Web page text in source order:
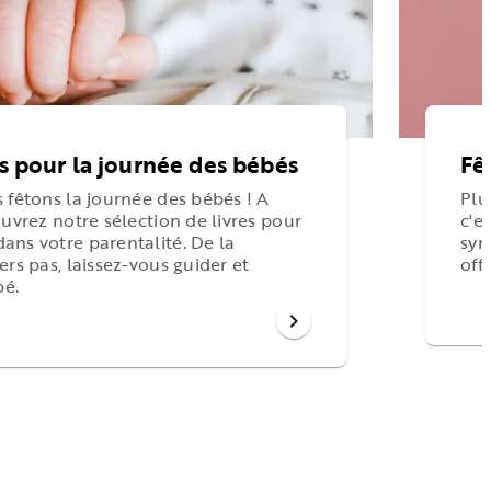
pour la journée des bébés
fêtons la journée des bébés ! A
notre sélection de livres pour
votre parentalité. De la
pas, laissez-vous guider et
chevron_right